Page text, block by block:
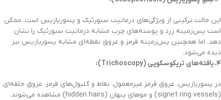
این حالت ترکیبی از ویژگی‌های درماتیت سبورئیک و پسوریازیس است. ممکن
است پس‌زمینه زرد و پوسته‌های چرب مشابه درماتیت سبورئیک را نشان
دهد، اما همچنین پس‌زمینه قرمز و عروق نقطه‌ای مشابه پسوریازیس نیز
دیده می‌شود.
۴.یافته‌های تریکوسکوپی (Trichoscopy):
در پسوریازیس، عروق قرمز غیرمعمول، نقاط و گلبول‌های قرمز، عروق حلقه‌ای
(signet ring vessels) و موهای پنهان (hidden hairs) مشاهده می‌شوند.